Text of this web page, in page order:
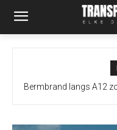
Bermbrand langs A12